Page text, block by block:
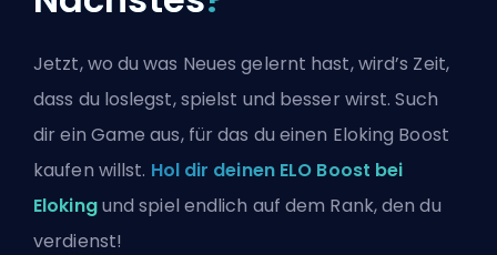
Jetzt, wo du was Neues gelernt hast, wird’s Zeit,
dass du loslegst, spielst und besser wirst. Such
dir ein Game aus, für das du einen Eloking Boost
kaufen willst. Hol dir deinen ELO Boost bei
Elokingund spiel endlich auf dem Rank, den du
verdienst!